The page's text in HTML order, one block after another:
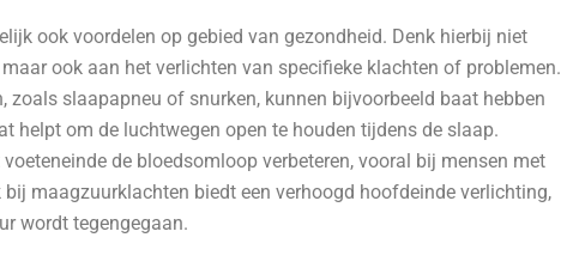
ook voordelen op gebied van gezondheid. Denk hierbij niet
ook aan het verlichten van specifieke klachten of problemen.
zoals slaapapneu of snurken, kunnen bijvoorbeeld baat hebben
helpt om de luchtwegen open te houden tijdens de slaap.
de bloedsomloop verbeteren, vooral bij mensen met
maagzuurklachten biedt een verhoogd hoofdeinde verlichting,
wordt tegengegaan.